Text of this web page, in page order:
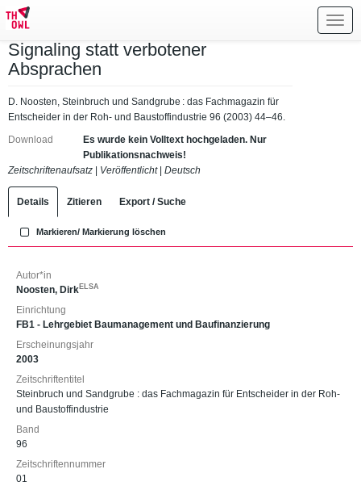
Signaling statt verbotener
Absprachen
D. Noosten, Steinbruch und Sandgrube : das Fachmagazin für
Entscheider in der Roh- und Baustoffindustrie 96 (2003) 44–46.
Download
Es wurde kein Volltext hochgeladen. Nur
Publikationsnachweis!
Zeitschriftenaufsatz
Veröffentlicht| Deutsch
Details Zitieren Export / Suche
Markieren/ Markierung löschen
Autor*in
Noosten, Dirk ELSA
Einrichtung
FB1 - Lehrgebiet Baumanagement und Baufinanzierung
Erscheinungsjahr
2003
Zeitschriftentitel
Steinbruch und Sandgrube : das Fachmagazin für Entscheider in der Roh-
und Baustoffindustrie
Band
96
Zeitschriftennummer
01